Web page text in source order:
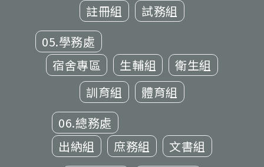
註冊組
試務組
05.學務處
宿舍專區
生輔組
衛生組
訓育組
體育組
06.總務處
出納組
庶務組 文書組